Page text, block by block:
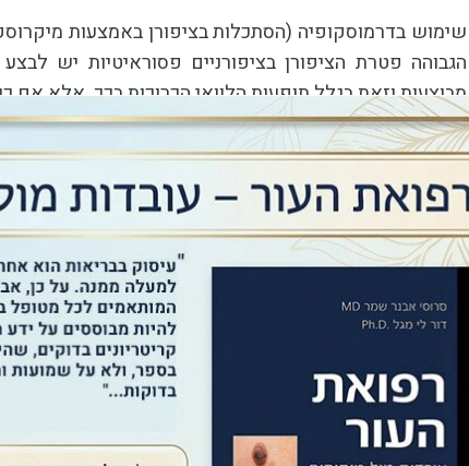
שימוש בדרמוסקופיה (הסתכלות בציפורן באמצעות
הגבוהה פטרת הציפורן בציפורניים פסוראיטיות יש
מבוצעות וזאת בגלל תופעות הלוואי הכרוכות בכך. אלא אם
הטיפול בפסוריאזיס
הטיפול בפסוריאזיסבציפורניים מגוון וצריך התאמה
אלו יכולים ליהנות מטיפול מקומי בעוד טיפול סיסטמי
חייהם וישנה מעורבות רחבה של נגעים עוריים. טיפול
הטיפול תלויה גם בפקטורים אישיים של החולה כגון גיל,
סטרואידים מקומיים